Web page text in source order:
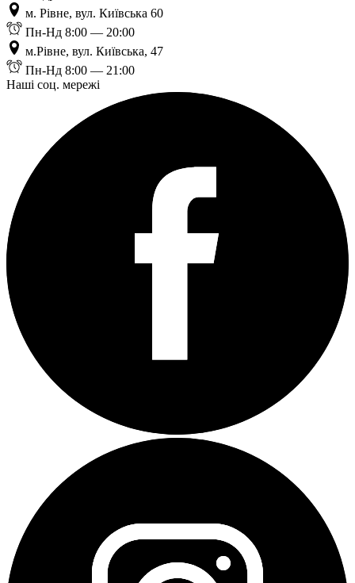
м. Рівне, вул. Київська 60
Пн-Нд 8:00 — 20:00
м.Рівне, вул. Київська, 47
Пн-Нд 8:00 — 21:00
Наші соц. мережі